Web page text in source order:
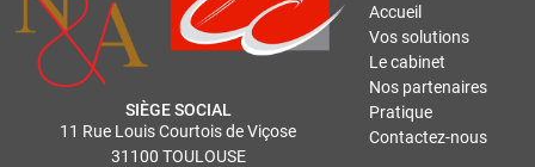
SIÈGE SOCIAL
11 Rue Louis Courtois de Viçose
31100 TOULOUSE
Accueil
Vos solutions
Le cabinet
Nos partenaires
Pratique
Contactez-nous